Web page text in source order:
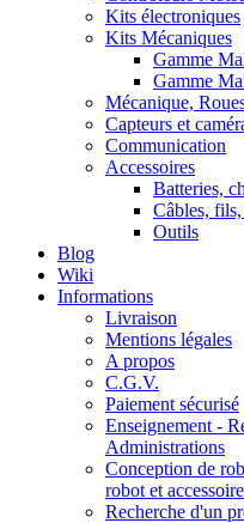
Kits électroniques
Kits Mécaniques
Gamme
Gamme
Mécanique,
Capteurs et
Communication
Accessoires
Batteries,
Câbles,
Outils
Blog
Wiki
Informations
Livraison
Mentions légales
A propos
C.G.V.
Paiement sécurisé
Enseignement -
Administrations
Conception de
robot et
Recherche d'un